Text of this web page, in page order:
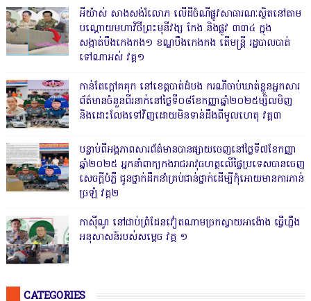
អីយ៉ាស់ សាងសង់រំលោភ លើដីចំណីផ្លូវសាធារណៈស្ថិតនៅតាម
បណ្ដោយមហាវិថីព្រះមុនីវង្ស កែង និងផ្លូវ ៣៣៤ ក្នុង
សង្កាត់បឹងកេងកង១ ខណ្ឌបឹងកេងកង តើមន្ត្រី រដ្ឋបាលបាត់
ទៅណាអស់ វគ្គ១
កាន់តែក្តៅគគុក នៅខេត្តបាត់ដំបង ករណីចាប់ឃាត់ខ្លួនអ្នកសារ
ព័ត៌មានចំនួនពីរនាក់នៅថ្ងៃទី០៨ខែកញ្ញាឆ្នាំ២០២៥ម្សិលមិញ
និងដោះលែងទៅវិញដោយមិនទាន់ដឹងពីមូលហេតុ វគ្គ៣
បន្ទាប់ពីអង្គភាពសារព័ត៌មានបានផ្សាយចេញនៅថ្ងៃទី៧ខែកញ្ញា
ឆ្នាំ២០២៥ អ្នកនាំពាក្យកងរាជអាវុធហត្ថលើផ្ទៃប្រទេសបានចេញ
សេចក្តីបំភ្លឺ ជូនថ្នាក់ដឹកនាំគ្រប់ជាន់ថ្នាក់ដើម្បីកុំអោយមានការភាន់
ច្រឡំ វគ្គ២
កាសុីណូ នៅជាប់ព្រំដែនវៀតណាមច្រកស្វាយអាង៉ោង ធ្វើហ្នឹង
អនុសាសន៍របស់សម្ដេច វគ្គ ១
CATEGORIES